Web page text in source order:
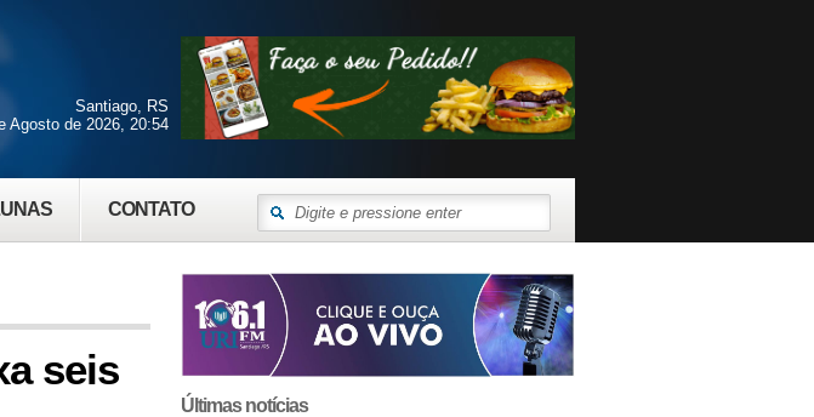
CONTATO
Santiago, RS
Agosto de 2026, 20:54
seis
Últimas notícias